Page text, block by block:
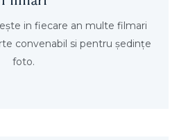
in fiecare an multe filmari
convenabil si pentru şedinţe
foto.